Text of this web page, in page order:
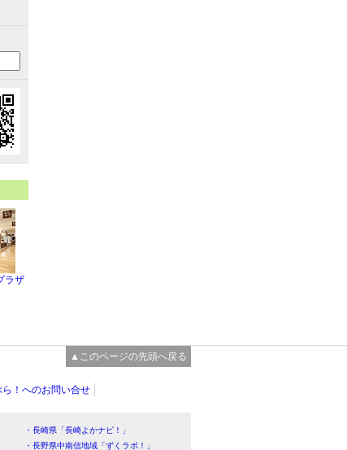
ラザ
▲このページの先頭へ戻る
ら！へのお問い合せ
・長崎県「長崎よかナビ！」
・長野県中南信地域「ずくラボ！」